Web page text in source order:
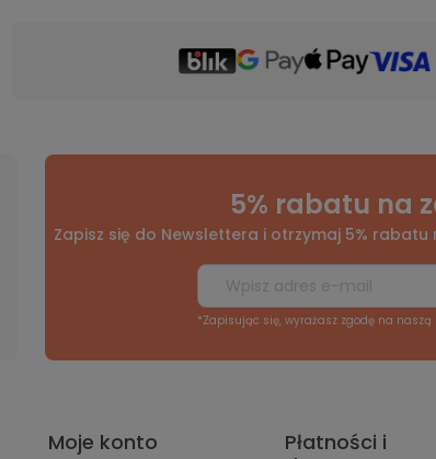
5% rabatu na
Zapisz się do Newslettera i otrzymaj 5% rabatu
*Zapisując się, wyrażasz zgodę na naszą
Moje konto
Płatności i